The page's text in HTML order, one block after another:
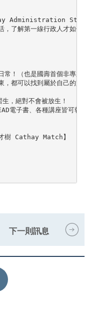
Administration
，了解第一線行政人才如
常！（也是國壽首個非專案
，都可以找到屬於自己的實
，絕對不會被放生！
電子書、各種講座皆可報
樹 Cathay Match】
下一則訊息